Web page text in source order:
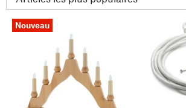
Nouveau